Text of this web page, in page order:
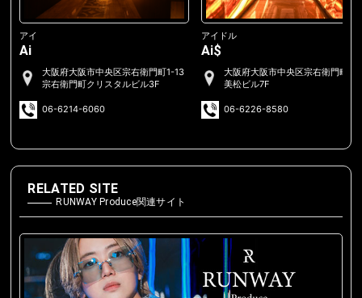
アイ
Ai
大阪府大阪市中央区宗右衛門町1-13
宗右衛門町クリスタルビル3F
06-6214-6060
アイドル
Ai$
大阪府大阪市中央区宗右衛門町2-
美松ビル7F
06-6226-8580
RELATED SITE
RUNWAY Produce関連サイト